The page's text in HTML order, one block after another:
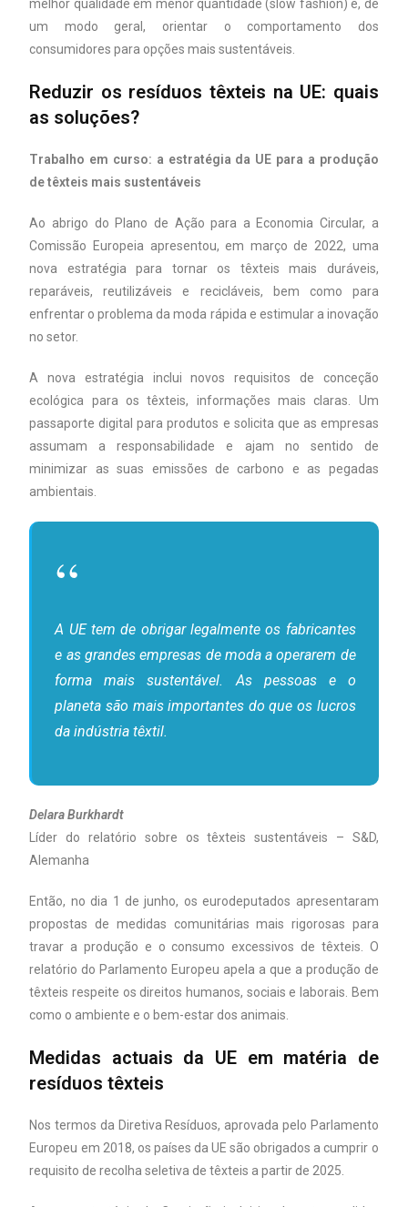
melhor qualidade em menor quantidade (slow fashion) e, de
um modo geral, orientar o comportamento dos
consumidores para opções mais sustentáveis.
Reduzir os resíduos têxteis na UE: quais
as soluções?
Trabalho em curso: a estratégia da UE para a produção
de têxteis mais sustentáveis
Ao abrigo do Plano de Ação para a Economia Circular, a
Comissão Europeia apresentou, em março de 2022, uma
nova estratégia para tornar os têxteis mais duráveis,
reparáveis, reutilizáveis e recicláveis, bem como para
enfrentar o problema da moda rápida e estimular a inovação
no setor.
A nova estratégia inclui novos requisitos de conceção
ecológica para os têxteis, informações mais claras. Um
passaporte digital para produtos e solicita que as empresas
assumam a responsabilidade e ajam no sentido de
minimizar as suas emissões de carbono e as pegadas
ambientais.
A UE tem de obrigar legalmente os fabricantes
e as grandes empresas de moda a operarem de
forma mais sustentável. As pessoas e o
planeta são mais importantes do que os lucros
da indústria têxtil.
Delara Burkhardt
Líder do relatório sobre os têxteis sustentáveis – S&D,
Alemanha
Então, no dia 1 de junho, os eurodeputados apresentaram
propostas de medidas comunitárias mais rigorosas para
travar a produção e o consumo excessivos de têxteis. O
relatório do Parlamento Europeu apela a que a produção de
têxteis respeite os direitos humanos, sociais e laborais. Bem
como o ambiente e o bem-estar dos animais.
Medidas actuais da UE em matéria de
resíduos têxteis
Nos termos da Diretiva Resíduos, aprovada pelo Parlamento
Europeu em 2018, os países da UE são obrigados a cumprir o
requisito de recolha seletiva de têxteis a partir de 2025.